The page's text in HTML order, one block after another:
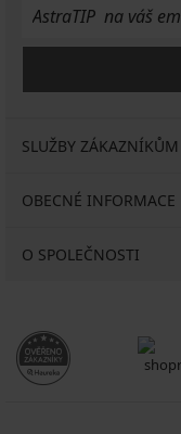
SLUŽBY ZÁKAZNÍKŮM
OBECNÉ INFORMACE
O SPOLEČNOSTI